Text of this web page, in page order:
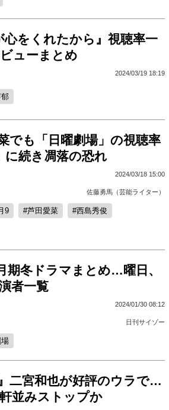
心をくれたから』視聴率一
ューまとめ
2024/03/19 18:19
でも「日曜劇場」の視聴率
続き凋落の恐れ
2024/03/18 15:00
佐藤勇馬（芸能ライター）
9 芦田愛菜 西島秀俊
期冬ドラマまとめ…曜日、
者一覧
2024/01/30 08:12
日刊サイゾー
二宮和也が好評のウラで…
並みストップか